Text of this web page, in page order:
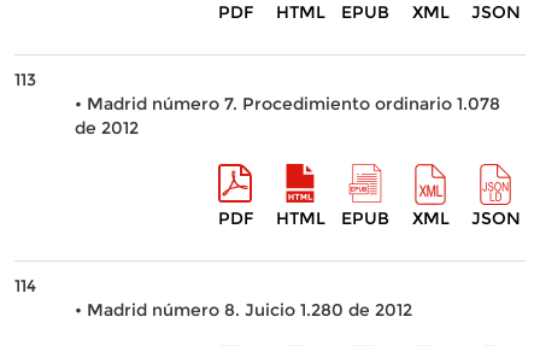
PDF HTML EPUB XML JSON
113
• Madrid número 7. Procedimiento ordinario 1.078
de 2012
PDF HTML EPUB XML JSON
114
• Madrid número 8. Juicio 1.280 de 2012